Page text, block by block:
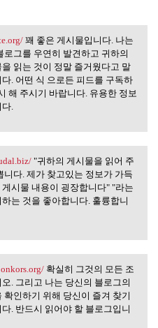
꽤 좋은
꽤 좋은 게시물입니다. 나는
로그를 우연히 발견하고 귀하의
읽는 것이 정말 즐거웠다고 말
. 어떤 식 으로든 피드를 구독하
해 주시기 바랍니다. 유용한 정보
.
"귀하의
"귀하의 게시물을 읽어 주
니다. 제가 찾고있는 정보가 가득
시물 내용이 굉장합니다" "라는
는 것을 좋아합니다. 훌륭합니
확실히
확실히 그것의 모든 조
. 그리고 나는 당신의 블로그의
확인하기 위해 당신이 즐겨 찾기
. 반드시 읽어야 할 블로그입니